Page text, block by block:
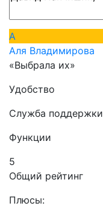
А
Аля Владимирова
«Выбрала их»
Удобство
Служба поддержки
Функции
5
Общий рейтинг
Плюсы: